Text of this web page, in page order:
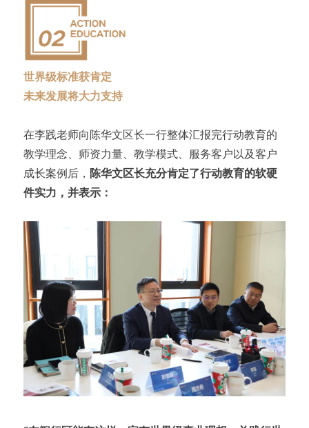
世界级标准获肯定
未来发展将大力支持
在李践老师向陈华文区长一行整体汇报完行动教育的
教学理念、师资力量、教学模式、服务客户以及客户
成长案例后， 陈华文区长充分肯定了行动教育的软硬
件实力，并表示：